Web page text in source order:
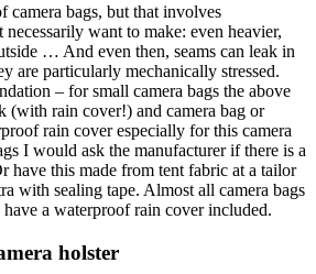
camera bags, but that involves
necessarily want to make: even heavier,
… And even then, seams can leak in
are particularly mechanically stressed.
– for small camera bags the above
(with rain cover!) and camera bag or
rain cover especially for this camera
I would ask the manufacturer if there is a
have this made from tent fabric at a tailor
with sealing tape. Almost all camera bags
a waterproof rain cover included.
holster